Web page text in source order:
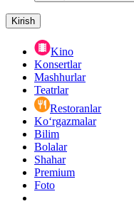
Kirish
Kino
Konsertlar
Mashhurlar
Teatrlar
Restoranlar
Ko‘rgazmalar
Bilim
Bolalar
Shahar
Premium
Foto